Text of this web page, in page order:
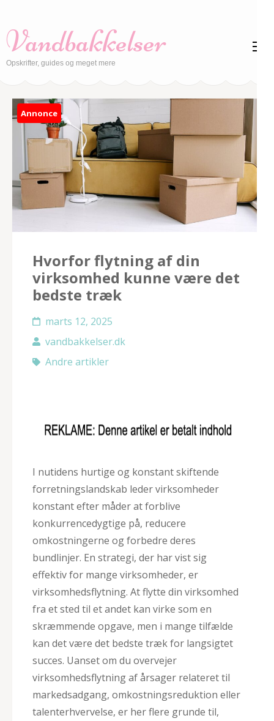
content
(Press
Vandbakkelser
Opskrifter, guides og meget mere
Annonce
Hvorfor flytning af din
virksomhed kunne være det
bedste træk
marts 12, 2025
vandbakkelser.dk
Andre artikler
I nutidens hurtige og konstant skiftende
forretningslandskab leder virksomheder
konstant efter måder at forblive
konkurrencedygtige på, reducere
omkostningerne og forbedre deres
bundlinjer. En strategi, der har vist sig
effektiv for mange virksomheder, er
virksomhedsflytning. At flytte din virksomhed
fra et sted til et andet kan virke som en
skræmmende opgave, men i mange tilfælde
kan det være det bedste træk for langsigtet
succes. Uanset om du overvejer
virksomhedsflytning af årsager relateret til
markedsadgang, omkostningsreduktion eller
talenterhvervelse, er her flere grunde til,